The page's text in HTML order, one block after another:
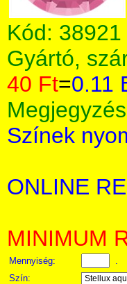
Kód: 38921
Gyártó,
40 Ft=0.11
Színek
ONLINE
MINIMUM
Mennyiség:
.
Szín: